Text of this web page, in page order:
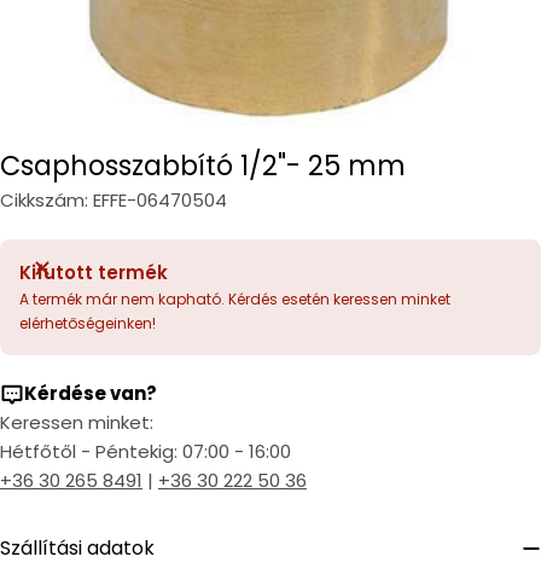
Csaphosszabbító 1/2"- 25 mm
Cikkszám: EFFE-06470504
Kifutott termék
A termék már nem kapható. Kérdés esetén keressen minket
elérhetőségeinken!
Kérdése van?
Keressen minket:
Hétfőtől - Péntekig: 07:00 - 16:00
+36 30 265 8491 | +36 30 222 50 36
Szállítási adatok